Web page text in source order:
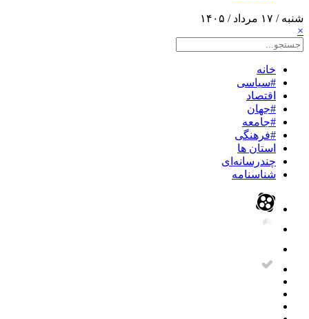
شنبه / ۱۷ مرداد / ۱۴۰۵
×
خانه
#سیاسی
اقتصاد
#جهان
#جامعه
#فرهنگی
استان ها
چندرسانه‌ای
شناسنامه